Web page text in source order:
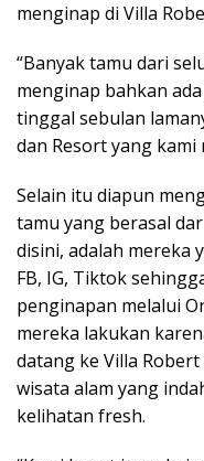
menginap di Villa
“Banyak tamu dari
menginap bahkan
tinggal sebulan
dan Resort yang kami
Selain itu diapun
tamu yang berasal
disini, adalah mereka
FB, IG, Tiktok
penginapan melalui
mereka lakukan
datang ke Villa
wisata alam yang
kelihatan fresh.